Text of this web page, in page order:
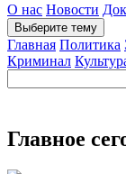
О нас Новости
Выберите тему
Главная Политика
Криминал
Главное